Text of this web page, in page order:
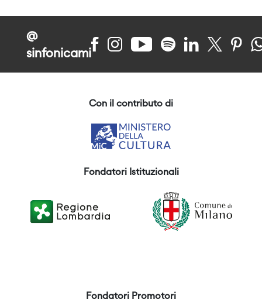
@
sinfonicami
Con il contributo di
Fondatori Istituzionali
Fondatori Promotori